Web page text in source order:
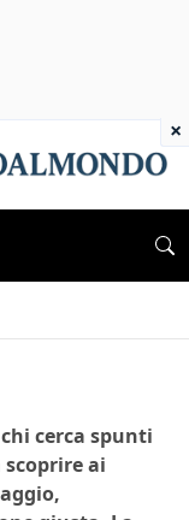
cerca spunti
ai
×